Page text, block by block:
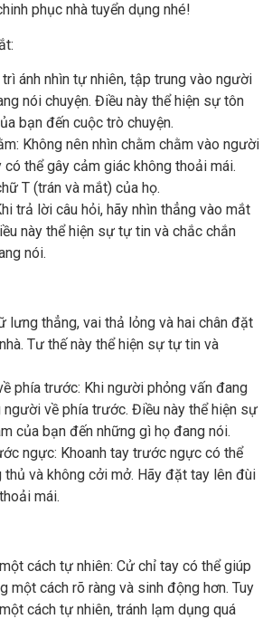
phục nhà tuyển dụng nhé!
ánh nhìn tự nhiên, tập trung vào người
nói chuyện. Điều này thể hiện sự tôn
bạn đến cuộc trò chuyện.
Không nên nhìn chằm chằm vào người
có thể gây cảm giác không thoải mái.
T (trán và mắt) của họ.
trả lời câu hỏi, hãy nhìn thẳng vào mắt
này thể hiện sự tự tin và chắc chắn
nói.
lưng thẳng, vai thả lỏng và hai chân đặt
Tư thế này thể hiện sự tự tin và
phía trước: Khi người phỏng vấn đang
người về phía trước. Điều này thể hiện sự
của bạn đến những gì họ đang nói.
ngực: Khoanh tay trước ngực có thể
và không cởi mở. Hãy đặt tay lên đùi
mái.
cách tự nhiên: Cử chỉ tay có thể giúp
một cách rõ ràng và sinh động hơn. Tuy
cách tự nhiên, tránh lạm dụng quá